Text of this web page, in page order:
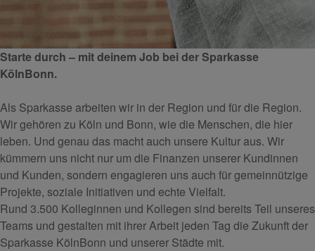
Starte durch – mit deinem Job bei der Sparkasse
KölnBonn.
Als Sparkasse arbeiten wir in der Region und für die Region.
Wir gehören zu Köln und Bonn, wie die Menschen, die hier
leben. Und genau das macht auch unsere Kultur aus. Wir
kümmern uns nicht nur um die Finanzen unserer Kundinnen
und Kunden, sondern engagieren uns auch für gemeinnützige
Projekte, soziale Initiativen und echte Vielfalt.
Rund 3.500 Kolleginnen und Kollegen sind bereits Teil unseres
Teams und gestalten mit ihrer Arbeit jeden Tag die Zukunft der
Sparkasse KölnBonn und unserer Städte mit.